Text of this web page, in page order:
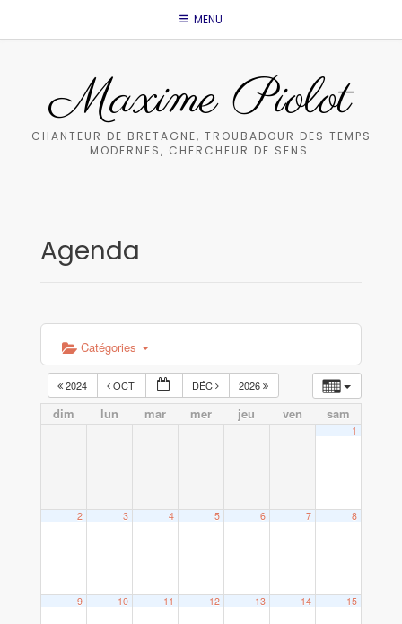
MENU
Maxime Piolot
CHANTEUR DE BRETAGNE, TROUBADOUR DES TEMPS
MODERNES, CHERCHEUR DE SENS.
Agenda
Catégories
2024 OCT DÉC 2026
dim lun mar mer jeu ven sam
1
2 3 4 5 6 7 8
9 10 11 12 13 14 15